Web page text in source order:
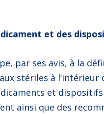
et des
par ses avis, à la
stériles à l’intérieur
et
ainsi que des